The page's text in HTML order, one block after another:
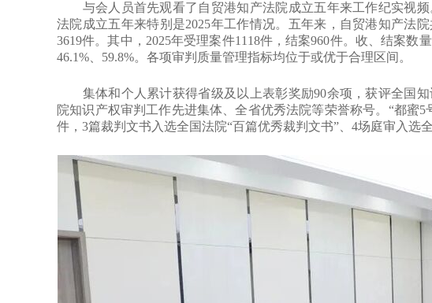
与会人员首先观看了自贸港知产法院成立五年来工作纪实视频
法院成立五年来特别是2025年工作情况。五年来，自贸港知产法
3619件。其中，2025年受理案件1118件，结案960件。收、结案数
46.1%、59.8%。各项审判质量管理指标均位于或优于合理区间。
集体和个人累计获得省级及以上表彰奖励90余项，获评全国知
院知识产权审判工作先进集体、全省优秀法院等荣誉称号。“都蜜5
件，3篇裁判文书入选全国法院“百篇优秀裁判文书”、4场庭审入选